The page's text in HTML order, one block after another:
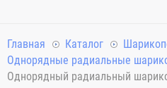
Главная Каталог
Однорядные радиальные
Однорядный радиальный